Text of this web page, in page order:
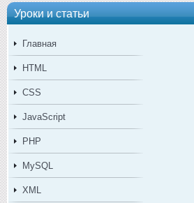
Уроки и статьи
Главная
HTML
CSS
JavaScript
PHP
MySQL
XML